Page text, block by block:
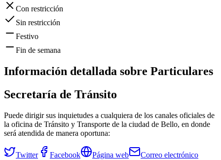
Con restricción
Sin restricción
Festivo
Fin de semana
Información detallada sobre Particulares
Secretaría de Tránsito
Puede dirigir sus inquietudes a cualquiera de los canales oficiales de
la oficina de Tránsito y Transporte de la ciudad de Bello, en donde
será atendida de manera oportuna:
Twitter Facebook Página web Correo electrónico